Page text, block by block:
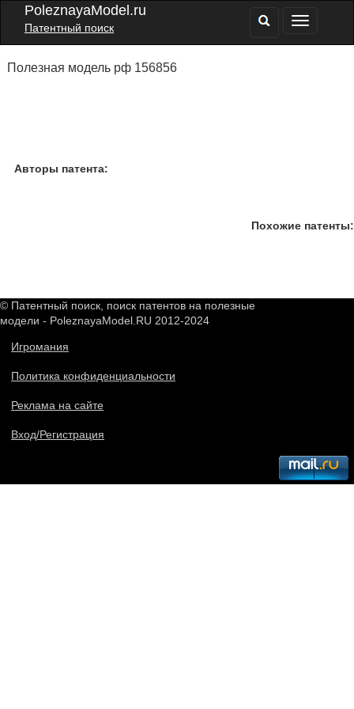
PoleznayaModel.ru
Патентный поиск
Полезная модель рф 156856
Авторы патента:
Похожие патенты:
© Патентный поиск, поиск патентов на полезные
модели - PoleznayaModel.RU 2012-2024
Игромания
Политика конфиденциальности
Реклама на сайте
Вход/Регистрация